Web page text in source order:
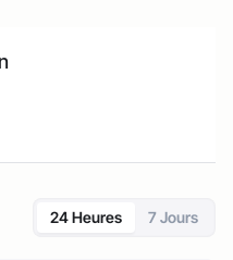
24 Heures 7 Jours